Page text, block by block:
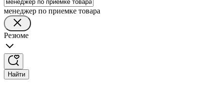
менеджер по приемке товара
Резюме
Найти